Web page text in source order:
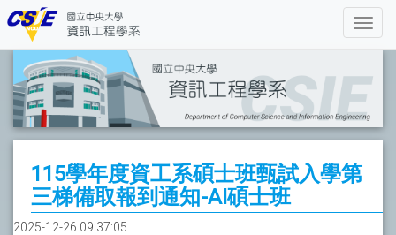
115學年度資工系碩士班甄試入學第
三梯備取報到通知-AI碩士班
2025-12-26 09:37:05